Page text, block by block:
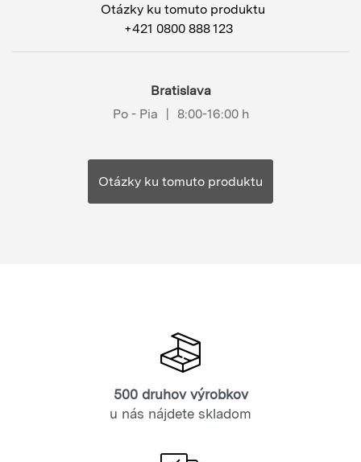
Otázky ku tomuto produktu
+421 0800 888 123
Bratislava
Po - Pia
| 8:00-16:00 h
Otázky ku tomuto produktu
500 druhov výrobkov
u nás nájdete skladom